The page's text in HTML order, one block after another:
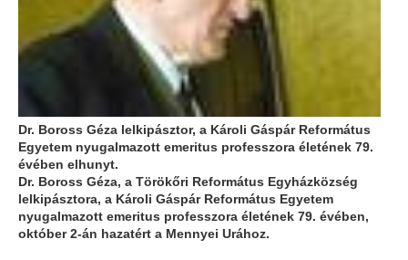
Dr. Boross Géza lelkipásztor, a Károli Gáspár Református
Egyetem nyugalmazott emeritus professzora életének 79.
évében elhunyt.
Dr. Boross Géza, a Törökőri Református Egyházközség
lelkipásztora, a Károli Gáspár Református Egyetem
nyugalmazott emeritus professzora életének 79. évében,
október 2-án hazatért a Mennyei Urához.